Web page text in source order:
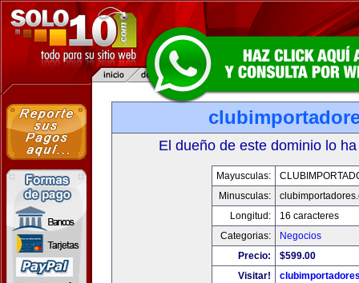
El dueño de este dominio lo
Mayusculas:
Minusculas:
Longitud:
16 caracteres
Categorias:
Negocios
Precio:
$599.00
Visitar!